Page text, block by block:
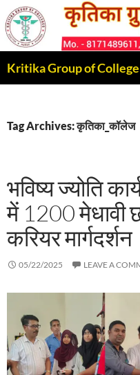
Skip
to
content
Kritika Group of College
Tag Archives: कृतिका_कॉलेज
भविष्य ज्योति
में 1200 मेधावी
करियर मार्गदर्शन
05/22/2025 LEAVE A